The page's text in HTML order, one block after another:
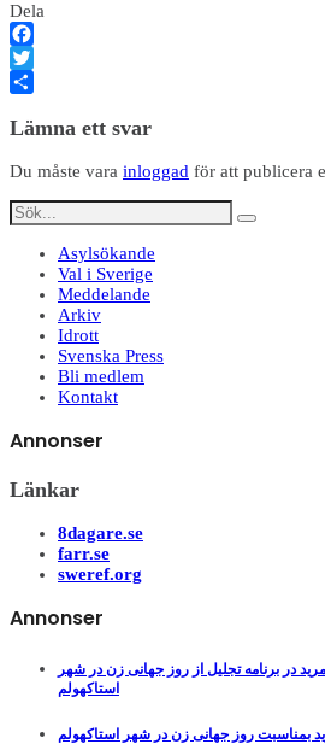
Dela
Facebook
Twitter
Lämna ett svar
Du måste vara inloggad för att publicera
Asylsökande
Val i Sverige
Meddelande
Arkiv
Idrott
Svenska Press
Bli medlem
Kontakt
Annonser
Länkar
8dagare.se
farr.se
sweref.org
Annonser
در برنامه تجلیل از روز جهانی زن در شهر
استاکهولم
بمناسبت روز جهانی زن در شهر استاکهولم